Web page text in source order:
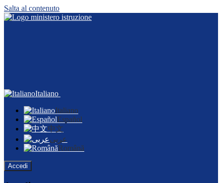
Salta al contenuto
Italiano
Italiano
Español
中文
عربى
Română
Accedi